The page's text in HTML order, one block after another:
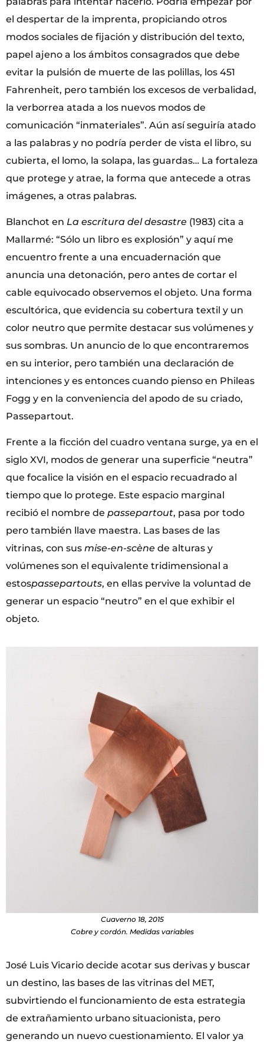
el despertar de la imprenta, propiciando otros
modos sociales de fijación y distribución del texto,
papel ajeno a los ámbitos consagrados que debe
evitar la pulsión de muerte de las polillas, los 451
Fahrenheit, pero también los excesos de verbalidad,
la verborrea atada a los nuevos modos de
comunicación “inmateriales”. Aún así seguiría atado
a las palabras y no podría perder de vista el libro, su
cubierta, el lomo, la solapa, las guardas… La fortaleza
que protege y atrae, la forma que antecede a otras
imágenes, a otras palabras.
Blanchot en La escritura del desastre (1983) cita a
Mallarmé: “Sólo un libro es explosión” y aquí me
encuentro frente a una encuadernación que
anuncia una detonación, pero antes de cortar el
cable equivocado observemos el objeto. Una forma
escultórica, que evidencia su cobertura textil y un
color neutro que permite destacar sus volúmenes y
sus sombras. Un anuncio de lo que encontraremos
en su interior, pero también una declaración de
intenciones y es entonces cuando pienso en Phileas
Fogg y en la conveniencia del apodo de su criado,
Passepartout.
Frente a la ficción del cuadro ventana surge, ya en el
siglo XVI, modos de generar una superficie “neutra”
que focalice la visión en el espacio recuadrado al
tiempo que lo protege. Este espacio marginal
recibió el nombre de passepartout, pasa por todo
pero también llave maestra. Las bases de las
vitrinas, con sus mise-en-scène de alturas y
volúmenes son el equivalente tridimensional a
estospassepartouts, en ellas pervive la voluntad de
generar un espacio “neutro” en el que exhibir el
objeto.
Cuaverno 18, 2015
Cobre y cordón. Medidas variables
José Luis Vicario decide acotar sus derivas y buscar
un destino, las bases de las vitrinas del MET,
subvirtiendo el funcionamiento de esta estrategia
de extrañamiento urbano situacionista, pero
generando un nuevo cuestionamiento. El valor ya